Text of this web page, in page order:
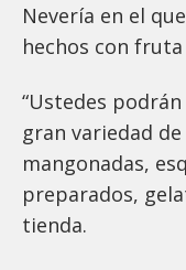
Nevería en el
hechos con
“Ustedes
gran variedad
mangonadas,
preparados,
tienda.